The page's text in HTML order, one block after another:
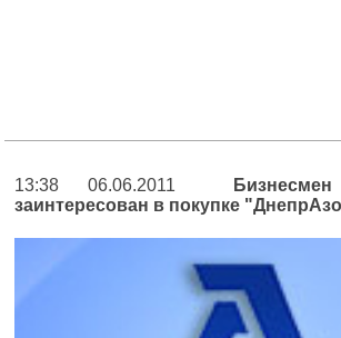
13:38 06.06.2011
заинтересован в покупке